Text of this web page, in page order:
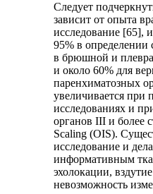
Следует
зависит от опыта
исследование [65],
95% в определении
в брюшной и
и около 60% для
паренхиматозных
увеличивается при
исследованиях и
органов III и более
Scaling (OIS).
исследование и
информативным
эхолокации,
невозможность